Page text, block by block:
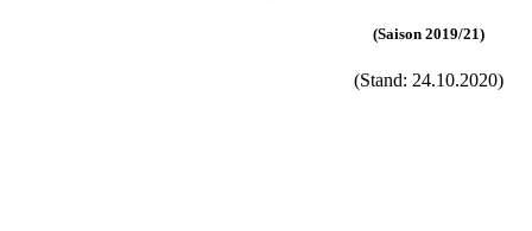
(Saison 2019/21)
(Stand: 24.10.2020)